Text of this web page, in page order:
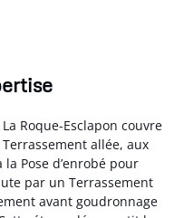
Roque-Esclapon couvre
allée, aux
Pose d’enrobé pour
par un Terrassement
avant goudronnage